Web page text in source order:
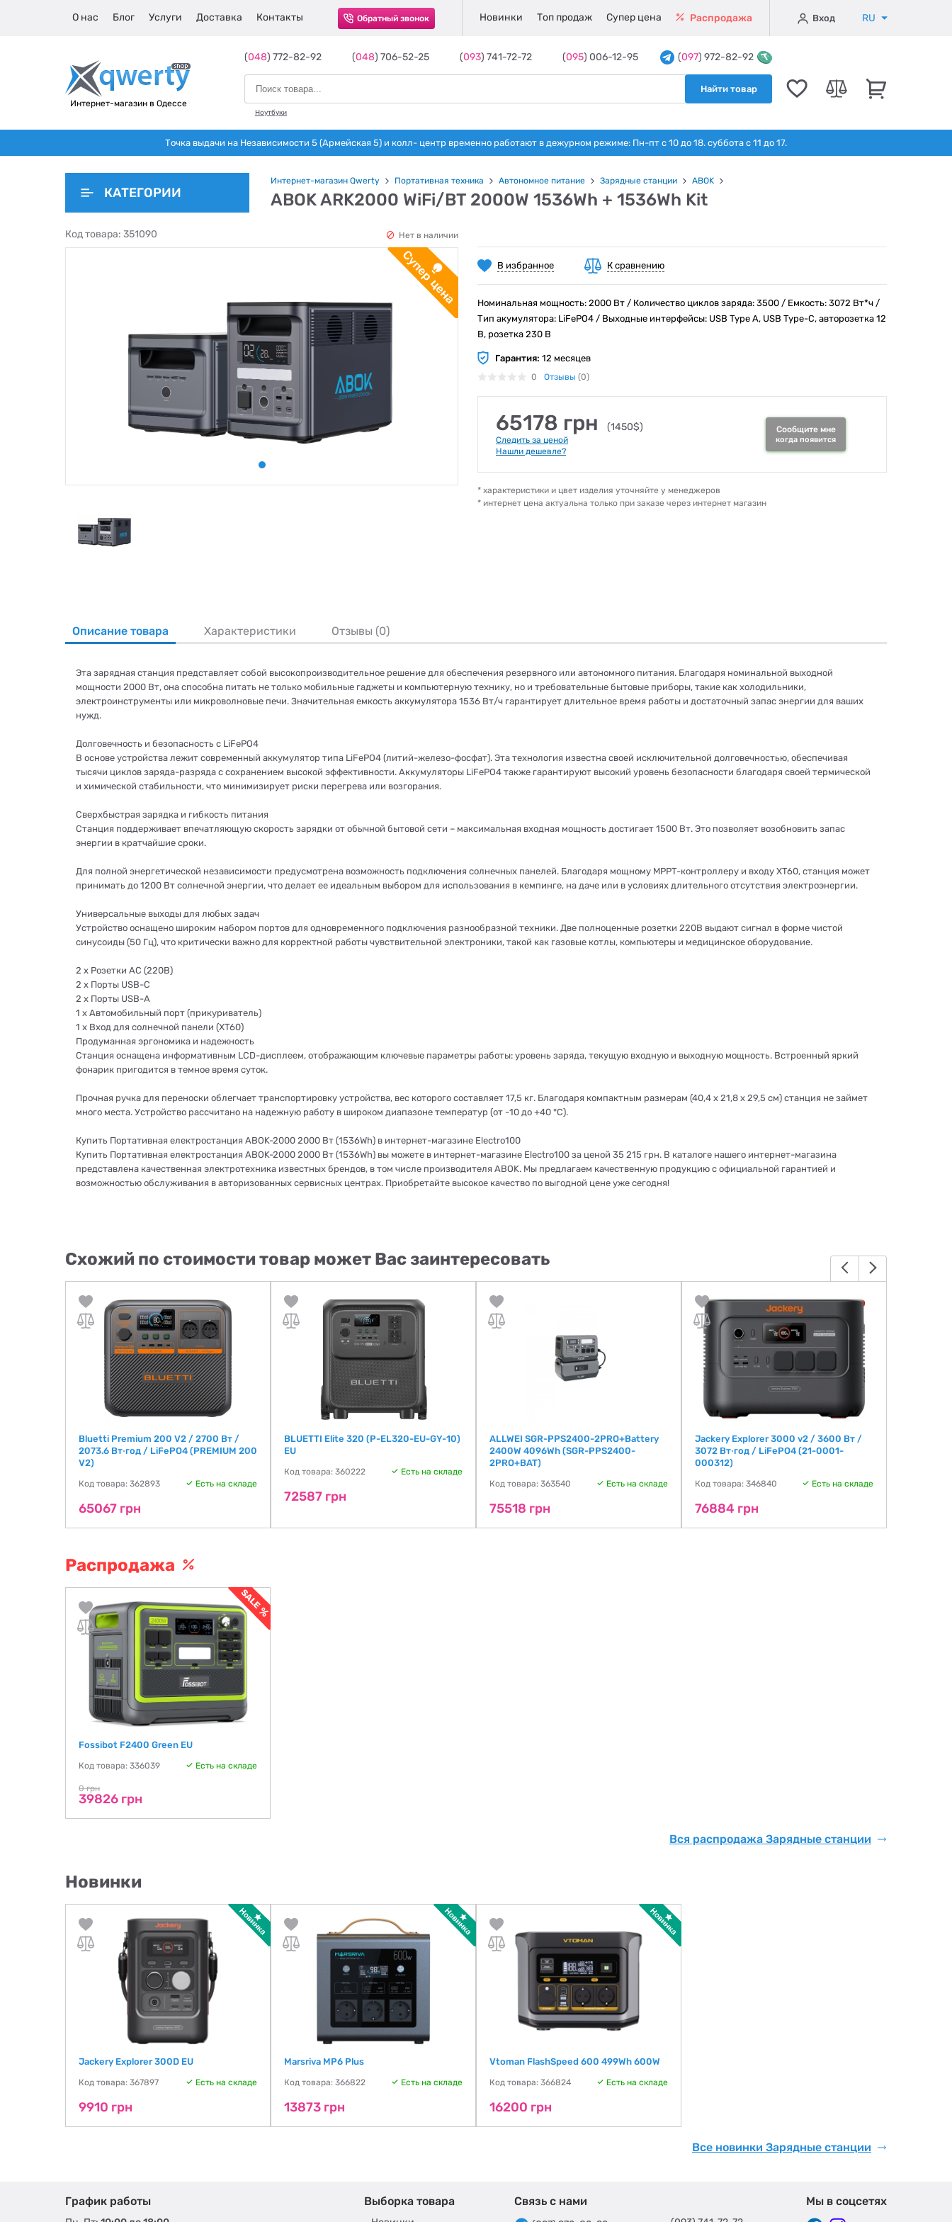
О нас Блог Услуги Доставка Контакты Обратный звонок Новинки Топ продаж Супер цена Распродажа Вход RU
Интернет-магазин в Одессе
(048) 772-82-92 (048) 706-52-25 (093) 741-72-72 (095) 006-12-95 (097) 972-82-92
Найти товар
Ноутбуки
Точка выдачи на Независимости 5 (Армейская 5) и колл- центр временно работают в дежурном режиме: Пн-пт с 10 до 18. суббота с 11 до 17.
КАТЕГОРИИ
Интернет-магазин Qwerty Портативная техника Автономное питание Зарядные станции ABOK
ABOK ARK2000 WiFi/BT 2000W 1536Wh + 1536Wh Kit
Код товара: 351090 Нет в наличии
В избранное К сравнению
Номинальная мощность: 2000 Вт / Количество циклов заряда: 3500 / Емкость: 3072 Вт*ч /
Тип акумулятора: LiFePO4 / Выходные интерфейсы: USB Type A, USB Type-C, авторозетка 12
В, розетка 230 В
Гарантия: 12 месяцев
0 Отзывы (0)
65178 грн (1450$)
Следить за ценой
Нашли дешевле?
Сообщите мне
когда появится
* характеристики и цвет изделия уточняйте у менеджеров
* интернет цена актуальна только при заказе через интернет магазин
Описание товара Характеристики Отзывы (0)
Эта зарядная станция представляет собой высокопроизводительное решение для обеспечения резервного или автономного питания. Благодаря номинальной выходной
мощности 2000 Вт, она способна питать не только мобильные гаджеты и компьютерную технику, но и требовательные бытовые приборы, такие как холодильники,
электроинструменты или микроволновые печи. Значительная емкость аккумулятора 1536 Вт/ч гарантирует длительное время работы и достаточный запас энергии для ваших
нужд.
Долговечность и безопасность с LiFePO4
В основе устройства лежит современный аккумулятор типа LiFePO4 (литий-железо-фосфат). Эта технология известна своей исключительной долговечностью, обеспечивая
тысячи циклов заряда-разряда с сохранением высокой эффективности. Аккумуляторы LiFePO4 также гарантируют высокий уровень безопасности благодаря своей термической
и химической стабильности, что минимизирует риски перегрева или возгорания.
Сверхбыстрая зарядка и гибкость питания
Станция поддерживает впечатляющую скорость зарядки от обычной бытовой сети – максимальная входная мощность достигает 1500 Вт. Это позволяет возобновить запас
энергии в кратчайшие сроки.
Для полной энергетической независимости предусмотрена возможность подключения солнечных панелей. Благодаря мощному MPPT-контроллеру и входу XT60, станция может
принимать до 1200 Вт солнечной энергии, что делает ее идеальным выбором для использования в кемпинге, на даче или в условиях длительного отсутствия электроэнергии.
Универсальные выходы для любых задач
Устройство оснащено широким набором портов для одновременного подключения разнообразной техники. Две полноценные розетки 220В выдают сигнал в форме чистой
синусоиды (50 Гц), что критически важно для корректной работы чувствительной электроники, такой как газовые котлы, компьютеры и медицинское оборудование.
2 x Розетки AC (220В)
2 x Порты USB-C
2 x Порты USB-A
1 x Автомобильный порт (прикуриватель)
1 x Вход для солнечной панели (XT60)
Продуманная эргономика и надежность
Станция оснащена информативным LCD-дисплеем, отображающим ключевые параметры работы: уровень заряда, текущую входную и выходную мощность. Встроенный яркий
фонарик пригодится в темное время суток.
Прочная ручка для переноски облегчает транспортировку устройства, вес которого составляет 17,5 кг. Благодаря компактным размерам (40,4 x 21,8 x 29,5 см) станция не займет
много места. Устройство рассчитано на надежную работу в широком диапазоне температур (от -10 до +40 °C).
Купить Портативная електростанция ABOK-2000 2000 Вт (1536Wh) в интернет-магазине Electro100
Купить Портативная електростанция ABOK-2000 2000 Вт (1536Wh) вы можете в интернет-магазине Electro100 за ценой 35 215 грн. В каталоге нашего интернет-магазина
представлена качественная электротехника известных брендов, в том числе производителя ABOK. Мы предлагаем качественную продукцию с официальной гарантией и
возможностью обслуживания в авторизованных сервисных центрах. Приобретайте высокое качество по выгодной цене уже сегодня!
Схожий по стоимости товар может Вас заинтересовать
Bluetti Premium 200 V2 / 2700 Вт /
2073.6 Вт⋅год / LiFePO4 (PREMIUM 200
V2)
Код товара: 362893 Есть на складе
65067 грн
BLUETTI Elite 320 (P-EL320-EU-GY-10)
EU
Код товара: 360222 Есть на складе
72587 грн
ALLWEI SGR-PPS2400-2PRO+Battery
2400W 4096Wh (SGR-PPS2400-
2PRO+BAT)
Код товара: 363540 Есть на складе
75518 грн
Jackery Explorer 3000 v2 / 3600 Вт /
3072 Вт⋅год / LiFePO4 (21-0001-
000312)
Код товара: 346840 Есть на складе
76884 грн
Распродажа
Fossibot F2400 Green EU
Код товара: 336039 Есть на складе
0 грн
39826 грн
Вся распродажа Зарядные станции
Новинки
Jackery Explorer 300D EU
Код товара: 367897 Есть на складе
9910 грн
Marsriva MP6 Plus
Код товара: 366822 Есть на складе
13873 грн
Vtoman FlashSpeed 600 499Wh 600W
Код товара: 366824 Есть на складе
16200 грн
Все новинки Зарядные станции
График работы Выборка товара Связь с нами Мы в соцсетях